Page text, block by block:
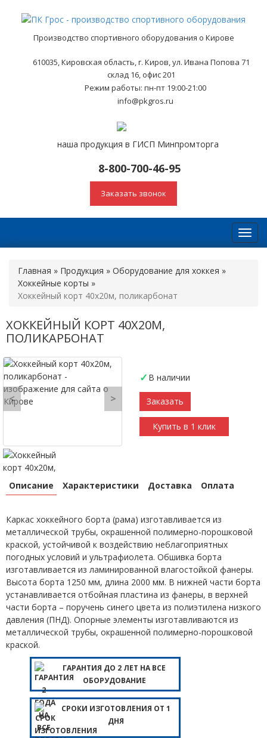
Производство спортивного оборудования о Кирове
610035, Кировская область, г. Киров, ул. Ивана Попова 71
склад 16, офис 201
Режим работы: пн-пт 19:00-21:00
info@pkgros.ru
наша продукция в ГИСП Минпромторга
8-800-700-46-95
Заказать звонок
Главная » Продукция » Оборудование для хоккея »
Хоккейные корты »
Хоккейный корт 40х20м, поликарбонат
ХОККЕЙНЫЙ КОРТ 40Х20М,
ПОЛИКАРБОНАТ
< >
В наличии
Заказать
Купить в 1 клик
Описание Характеристики Доставка Оплата
Каркас хоккейного борта (рама) изготавливается из
металлической трубы, окрашенной полимерно-порошковой
краской, устойчивой к воздействию неблагоприятных
погодных условий и ультрафиолета. Обшивка борта
изготавливается из ламинированной влагостойкой фанеры.
Высота борта 1250 мм, длина 2000 мм. В нижней части борта
устанавливается отбойная пластина из фанеры, в верхней
части борта – поручень синего цвета из полиэтилена низкого
давления (ПНД). Опорные элементы изготавливаются из
металлической трубы, окрашенной полимерно-порошковой
краской.
ГАРАНТИЯ ДО 2 ЛЕТ НА ВСЕ
ОБОРУДОВАНИЕ
СРОКИ ИЗГОТОВЛЕНИЯ ОТ 1
ДНЯ